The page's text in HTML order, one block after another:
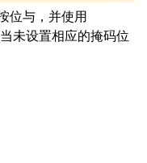
位与，并使用
未设置相应的掩码位